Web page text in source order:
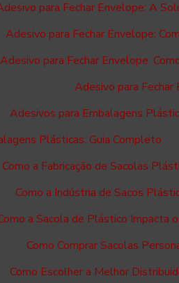
para Fechar Envelope: A
Adesivo para Fechar Envelope:
Adesivo para Fechar Envelope:
Adesivo para
Adesivos para Embalagens
Plásticas: Guia Completo
Como a Fabricação de Sacolas
Como a Indústria de Sacos
a Sacola de Plástico
Como Comprar Sacolas
Como Escolher a Melhor